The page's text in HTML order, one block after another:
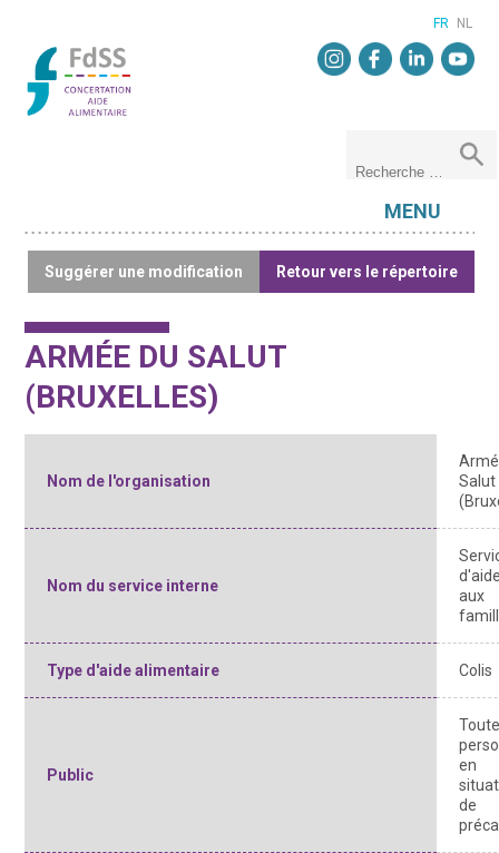
FR NL
MENU
Suggérer une modification Retour vers le répertoire
ARMÉE DU SALUT
(BRUXELLES)
Nom de l'organisation
Salut
Nom du service interne
aux
Type d'aide alimentaire Colis
Public
en
de